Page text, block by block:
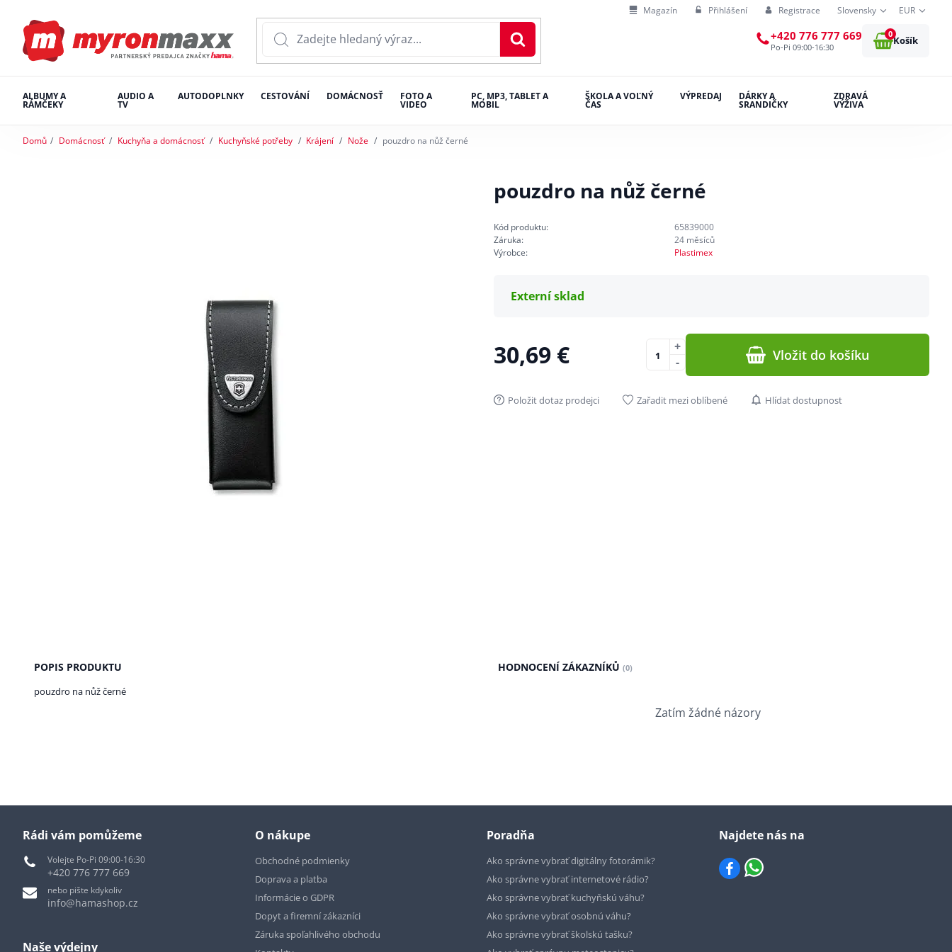
Magazín Přihlášení Registrace Slovensky EUR
+420 776 777 669
Po-Pi 09:00-16:30
0
Košík
ALBUMY A
RÁMČEKY
AUDIO A
TV
AUTODOPLNKY CESTOVÁNÍ DOMÁCNOSŤ FOTO A
VIDEO
PC, MP3, TABLET A
MOBIL
ŠKOLA A VOĽNÝ
ČAS
VÝPREDAJ DÁRKY A
SRANDIČKY
ZDRAVÁ
VÝŽIVA
Domů Domácnosť Kuchyňa a domácnosť Kuchyňské potřeby Krájení Nože pouzdro na nůž černé
pouzdro na nůž černé
Kód produktu:
65839000
Záruka:
24 měsíců
Výrobce:
Plastimex
Externí sklad
30,69 € -
+ Vložit do košíku
Položit dotaz prodejci Zařadit mezi oblíbené Hlídat dostupnost
POPIS PRODUKTU
pouzdro na nůž černé
HODNOCENÍ ZÁKAZNÍKŮ (0)
Zatím žádné názory
Rádi vám pomůžeme
Volejte Po-Pi 09:00-16:30
+420 776 777 669
nebo pište kdykoliv
info@hamashop.cz
Naše výdejny
O nákupe
Obchodné podmienky
Doprava a platba
Informácie o GDPR
Dopyt a firemní zákazníci
Záruka spoľahlivého obchodu
Poradňa
Ako správne vybrať digitálny fotorámik?
Ako správne vybrať internetové rádio?
Ako správne vybrať kuchyňskú váhu?
Ako správne vybrať osobnú váhu?
Ako správne vybrať školskú tašku?
Najdete nás na